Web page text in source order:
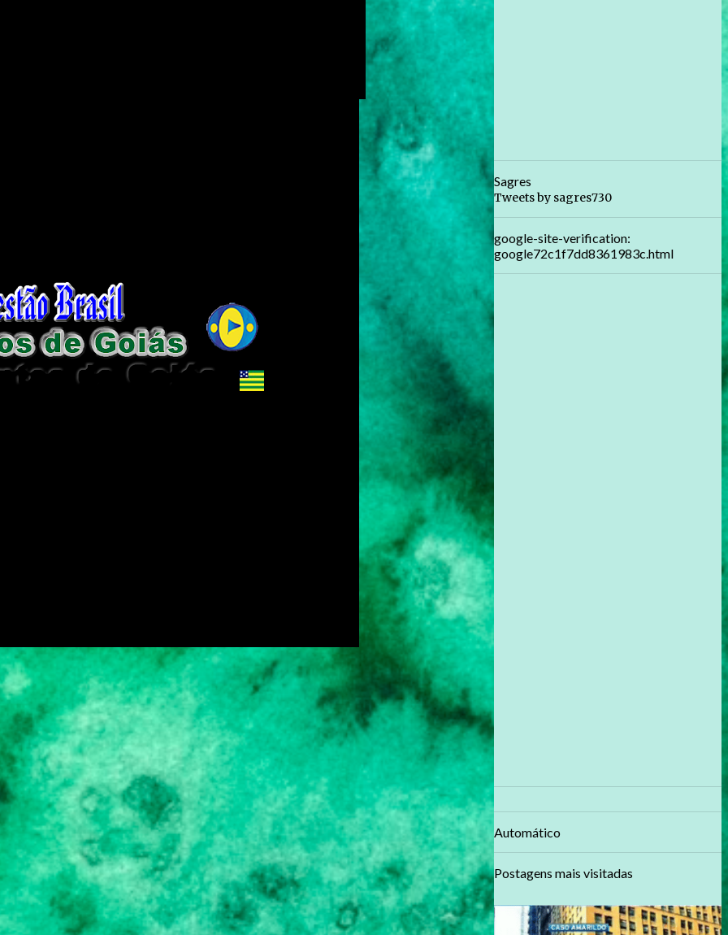
Sagres
Tweets by sagres730
google-site-verification:
google72c1f7dd8361983c.html
Automático
Postagens mais visitadas